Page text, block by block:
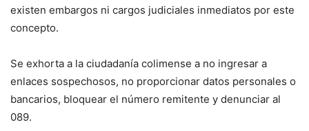
existen embargos ni cargos judiciales inmediatos por este
concepto.
Se exhorta a la ciudadanía colimense a no ingresar a
enlaces sospechosos, no proporcionar datos personales o
bancarios, bloquear el número remitente y denunciar al
089.